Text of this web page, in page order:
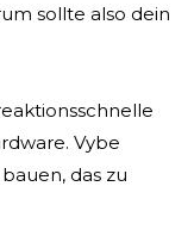
sollte also dein
Vybe
das zu